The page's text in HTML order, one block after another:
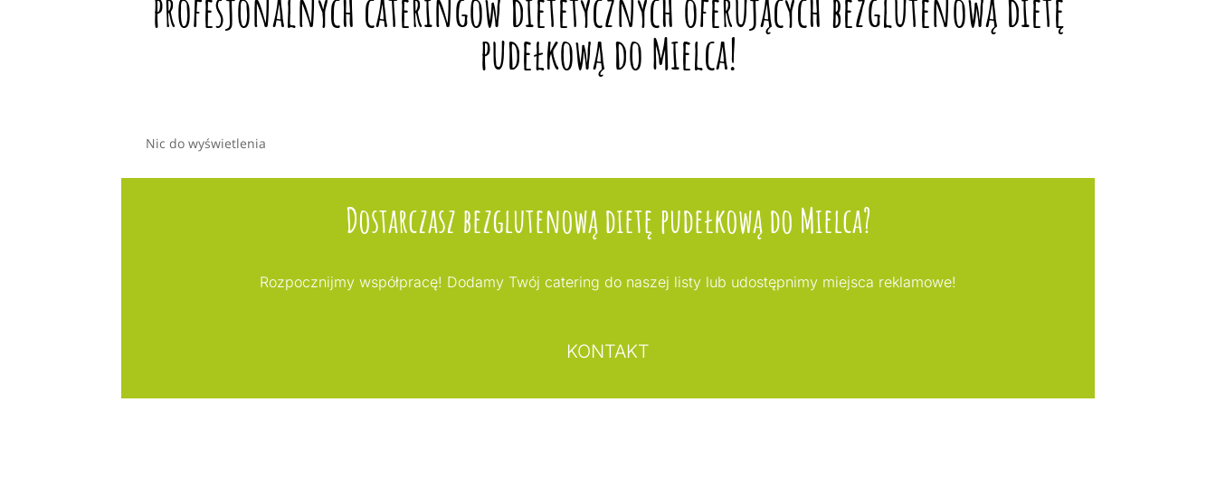
profesjonalnych cateringów dietetycznych oferujących bezglutenową dietę
pudełkową do Mielca!
Nic do wyświetlenia
Dostarczasz bezglutenową dietę pudełkową do Mielca?
Rozpocznijmy współpracę! Dodamy Twój catering do naszej listy lub udostępnimy miejsca reklamowe!
KONTAKT